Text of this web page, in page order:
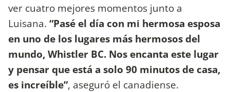
ver cuatro mejores momentos junto a
Luisana. “Pasé el día con mi hermosa esposa
en uno de los lugares más hermosos del
mundo, Whistler BC. Nos encanta este lugar
y pensar que está a solo 90 minutos de casa,
es increíble”, aseguró el canadiense.